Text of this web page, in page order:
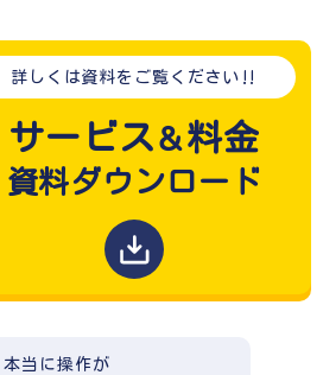
詳しくは資料をご覧ください‼
サービス＆料金
資料ダウンロード
本当に操作が